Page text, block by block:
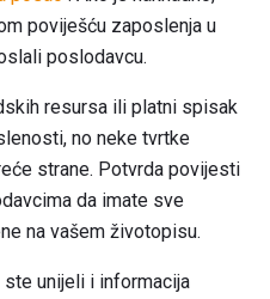
poviješću zaposlenja u
poslodavcu.
resursa ili platni spisak
no neke tvrtke
strane. Potvrda povijesti
da imate sve
na vašem životopisu.
unijeli i informacija